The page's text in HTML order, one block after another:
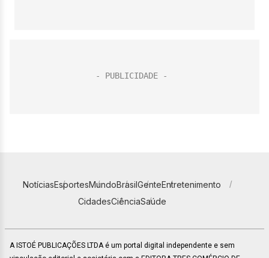
NotíciasEsportesMundoBrasilGenteEntretenimento
CidadesCiênciaSaúde
A ISTOÉ PUBLICAÇÕES LTDA é um portal digital independente e sem